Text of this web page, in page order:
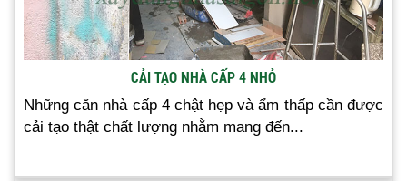
CẢI TẠO NHÀ CẤP 4 NHỎ
Những căn nhà cấp 4 chật hẹp và ẩm thấp cần được
cải tạo thật chất lượng nhằm mang đến...